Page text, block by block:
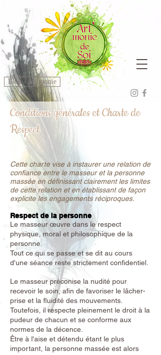
Blog - Art'monie
Conditions générales et Charte de
Respect
Cette charte vise à instaurer une relation de
confiance entre le masseur et la personne
massée en définissant clairement les limites
de cette relation et en établissant de façon
explicite les engagements réciproques.
Respect de la personne
Le masseur œuvre dans le respect
physique, moral et philosophique de la
personne.
Tout ce qui se passe et se dit au cours
d'une séance reste strictement confidentiel.
Le masseur préconise la nudité pour
recevoir le soin, afin de favoriser le lâcher-
prise et la fluidité des mouvements.
Toutefois, il respecte pleinement le droit à la
pudeur de chacun et se conforme aux
normes de la décence.
Être à l'aise et détendu étant le plus
important, la personne massée est alors